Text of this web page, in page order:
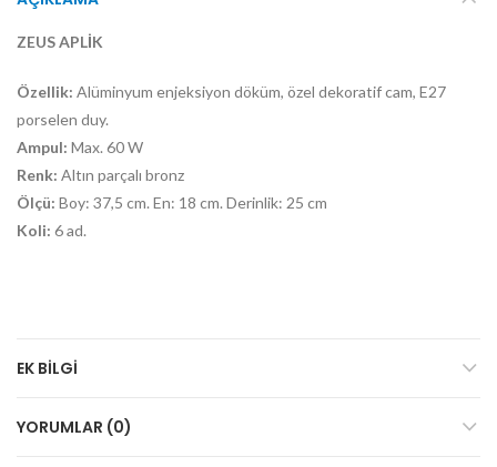
ZEUS APLİK
Özellik: Alüminyum enjeksiyon döküm, özel dekoratif cam, E27
porselen duy.
Ampul: Max. 60 W
Renk: Altın parçalı bronz
Ölçü: Boy: 37,5 cm. En: 18 cm. Derinlik: 25 cm
Koli: 6 ad.
EK BILGI
YORUMLAR (0)